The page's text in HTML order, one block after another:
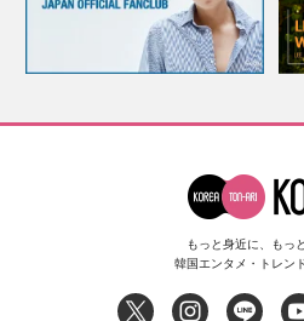
もっと身近に、もっ
韓国エンタメ・トレン